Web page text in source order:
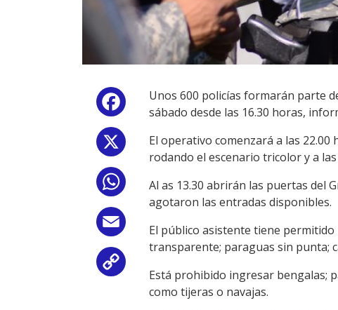
Facebook
WhatsApp
Email
Link
Unos 600 policías formarán parte
sábado desde las 16.30 horas,
El operativo comenzará a las
rodando el escenario tricolor y a
Al as 13.30 abrirán las puertas del
agotaron las entradas disponibles.
El público asistente tiene
transparente; paraguas sin punta;
Está prohibido ingresar bengalas;
como tijeras o navajas.